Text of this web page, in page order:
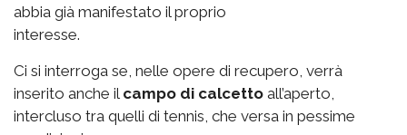
abbia già manifestato il proprio
interesse.
Ci si interroga se, nelle opere di recupero, verrà
inserito anche il campo di calcetto all’aperto,
intercluso tra quelli di tennis, che versa in pessime